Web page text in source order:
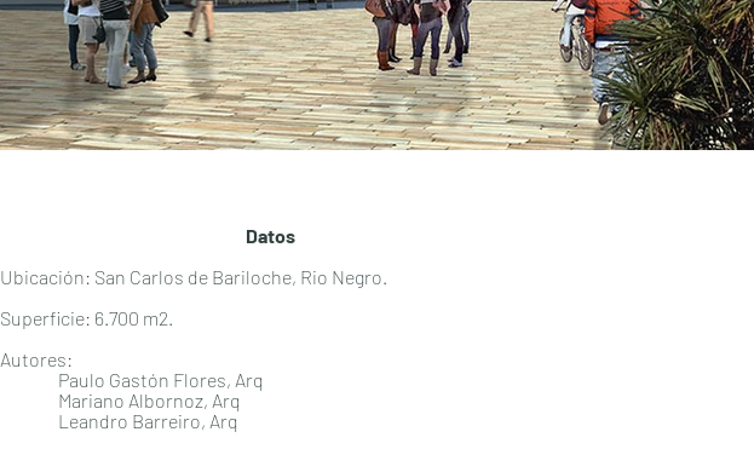
Datos
Ubicación: San Carlos de Bariloche, Rio Negro.
Superficie: 6.700 m2.
Autores:
Paulo Gastón Flores, Arq
Mariano Albornoz, Arq
Leandro Barreiro, Arq